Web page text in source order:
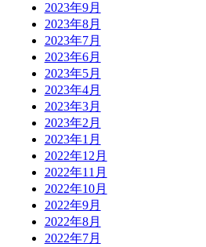
2023年9月
2023年8月
2023年7月
2023年6月
2023年5月
2023年4月
2023年3月
2023年2月
2023年1月
2022年12月
2022年11月
2022年10月
2022年9月
2022年8月
2022年7月